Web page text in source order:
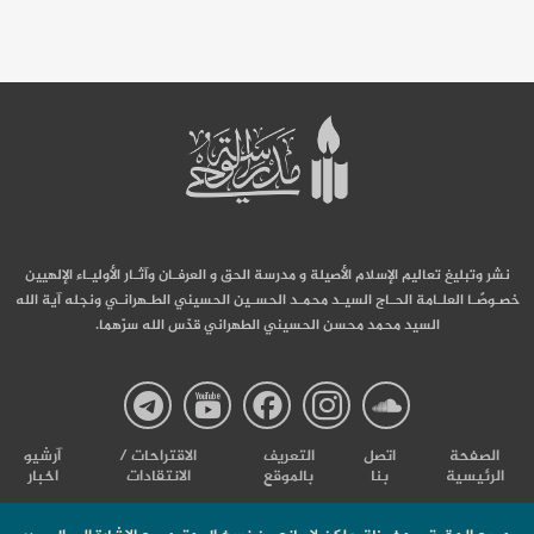
نشر وتبليغ تعاليم الإسلام الأصيلة و مدرسة الحق و العرفـان وآثـار الأوليـاء الإلهيين
خصـوصًـا العلـامة الحـاج السيـد محمـد الحسـين الحسيني الطـهرانـي ونجله آية الله
السيد محمد محسن الحسيني الطهراني قدّس الله سرّهما.
صفحة
صفحة
صفحة
صفحة
الصفحة
الرئيسية
اتصل
بنا
التعریف
بالموقع
الاقتراحات /
الانتقادات
آرشیو
اخبار